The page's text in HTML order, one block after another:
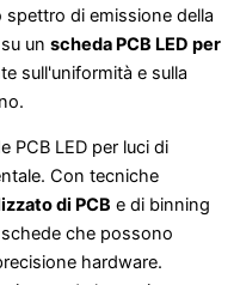
spettro di emissione della
un scheda PCB LED per
sull'uniformità e sulla
PCB LED per luci di
Con tecniche
di PCB e di binning
che possono
hardware.